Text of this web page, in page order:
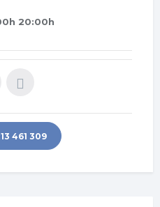
20:00h
461 309